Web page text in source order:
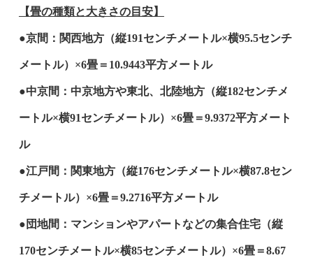
【畳の種類と大きさの目安】
●京間：関西地方（縦191センチメートル×横95.5センチ
メートル）×6畳＝10.9443平方メートル
●中京間：中京地方や東北、北陸地方（縦182センチメ
ートル×横91センチメートル）×6畳＝9.9372平方メート
ル
●江戸間：関東地方（縦176センチメートル×横87.8セン
チメートル）×6畳＝9.2716平方メートル
●団地間：マンションやアパートなどの集合住宅（縦
170センチメートル×横85センチメートル）×6畳＝8.67